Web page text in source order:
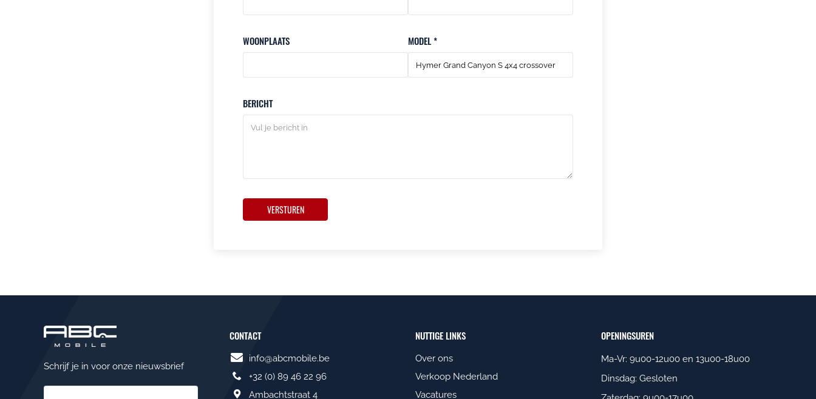
WOONPLAATS MODEL *
BERICHT
VERSTUREN
Schrijf je in voor onze nieuwsbrief
CONTACT
info@abcmobile.be
+32 (0) 89 46 22 96
Ambachtstraat 4
NUTTIGE LINKS
Over ons
Verkoop Nederland
Vacatures
OPENINGSUREN
Ma-Vr: 9u00-12u00 en 13u00-18u00
Dinsdag: Gesloten